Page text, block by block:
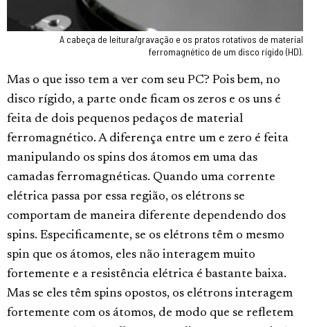
A cabeça de leitura/gravação e os pratos rotativos de material
ferromagnético de um disco rígido (HD).
Mas o que isso tem a ver com seu PC? Pois bem, no
disco rígido, a parte onde ficam os zeros e os uns é
feita de dois pequenos pedaços de material
ferromagnético. A diferença entre um e zero é feita
manipulando os spins dos átomos em uma das
camadas ferromagnéticas. Quando uma corrente
elétrica passa por essa região, os elétrons se
comportam de maneira diferente dependendo dos
spins. Especificamente, se os elétrons têm o mesmo
spin que os átomos, eles não interagem muito
fortemente e a resistência elétrica é bastante baixa.
Mas se eles têm spins opostos, os elétrons interagem
fortemente com os átomos, de modo que se refletem